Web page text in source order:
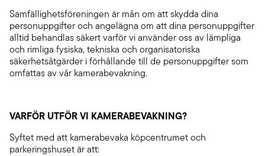
Samfällighetsföreningen är mån om att skydda dina
personuppgifter och angelägna om att dina personuppgifter
alltid behandlas säkert varför vi använder oss av lämpliga
och rimliga fysiska, tekniska och organisatoriska
säkerhetsåtgärder i förhållande till de personuppgifter som
omfattas av vår kamerabevakning.
VARFÖR UTFÖR VI KAMERABEVAKNING?
Syftet med att kamerabevaka köpcentrumet och
parkeringshuset är att: